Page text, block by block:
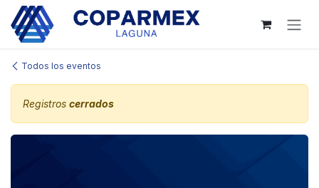
Ir al contenido
Todos los eventos
Registros cerrados